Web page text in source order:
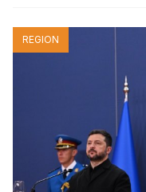
REGION